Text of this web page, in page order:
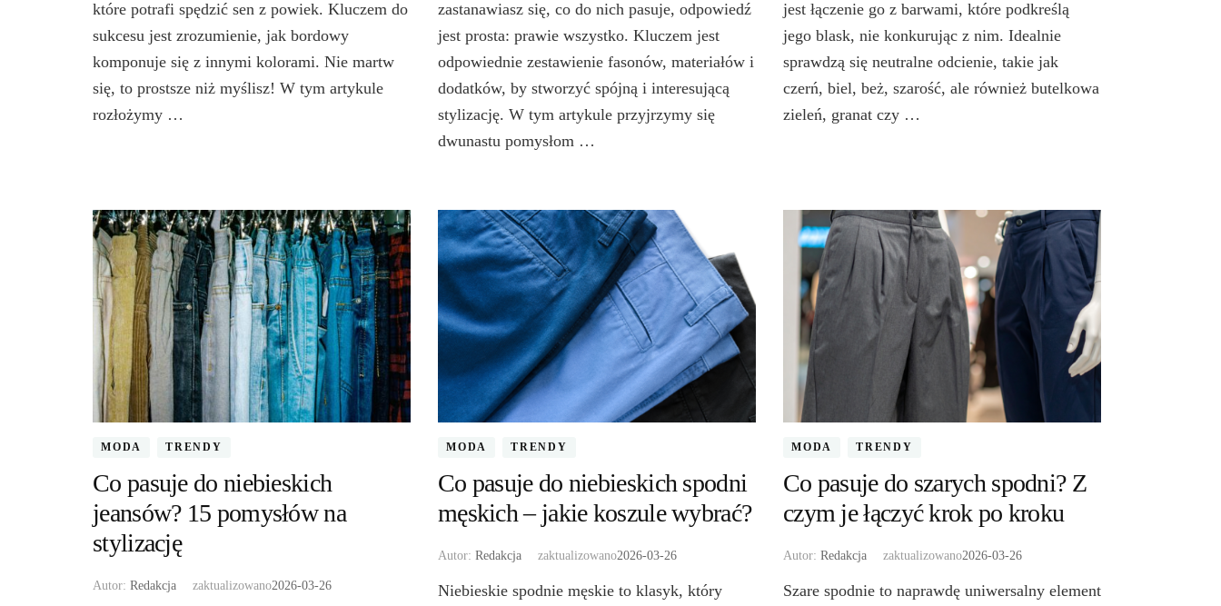
które potrafi spędzić sen z powiek. Kluczem do
sukcesu jest zrozumienie, jak bordowy
komponuje się z innymi kolorami. Nie martw
się, to prostsze niż myślisz! W tym artykule
rozłożymy …
zastanawiasz się, co do nich pasuje, odpowiedź
jest prosta: prawie wszystko. Kluczem jest
odpowiednie zestawienie fasonów, materiałów i
dodatków, by stworzyć spójną i interesującą
stylizację. W tym artykule przyjrzymy się
dwunastu pomysłom …
jest łączenie go z barwami, które podkreślą
jego blask, nie konkurując z nim. Idealnie
sprawdzą się neutralne odcienie, takie jak
czerń, biel, beż, szarość, ale również butelkowa
zieleń, granat czy …
MODA TRENDY
Co pasuje do niebieskich
jeansów? 15 pomysłów na
stylizację
Autor: Redakcja zaktualizowano2026-03-26
MODA TRENDY
Co pasuje do niebieskich spodni
męskich – jakie koszule wybrać?
Autor: Redakcja zaktualizowano2026-03-26
Niebieskie spodnie męskie to klasyk, który
MODA TRENDY
Co pasuje do szarych spodni? Z
czym je łączyć krok po kroku
Autor: Redakcja zaktualizowano2026-03-26
Szare spodnie to naprawdę uniwersalny element